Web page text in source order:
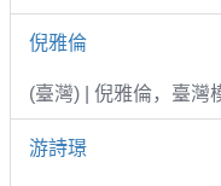
倪雅倫
(臺灣) | 倪雅倫，臺灣
游詩璟